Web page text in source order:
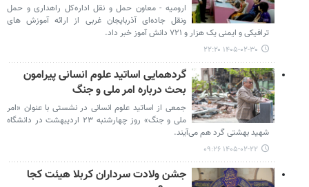
ارومیه - معاون حمل و نقل اداره‌کل راهداری و حمل‌
ونقل جاده‌ای آذربایجان‌ غربی از ارائه آموزش های
ترافیکی و ایمنی یک هزار ‌و ۷۲۱ دانش آموز خبر داد.
۱۴۰۵-۰۲-۳۰ ۲۲:۲۰
گردهمایی اساتید علوم انسانی پیرامون
بحث درباره امر ملی و جنگ
جمعی از اساتید علوم انسانی در نشستی با عنوان «امر
ملی و جنگ» روز چهارشنبه ۲۳ اردیبهشت در دانشگاه
شهید بهشتی گرد هم می‌آیند.
۱۴۰۵-۰۲-۲۲ ۰۹:۲۶
جشن ولادت سرداران کربلا هیئت کجا